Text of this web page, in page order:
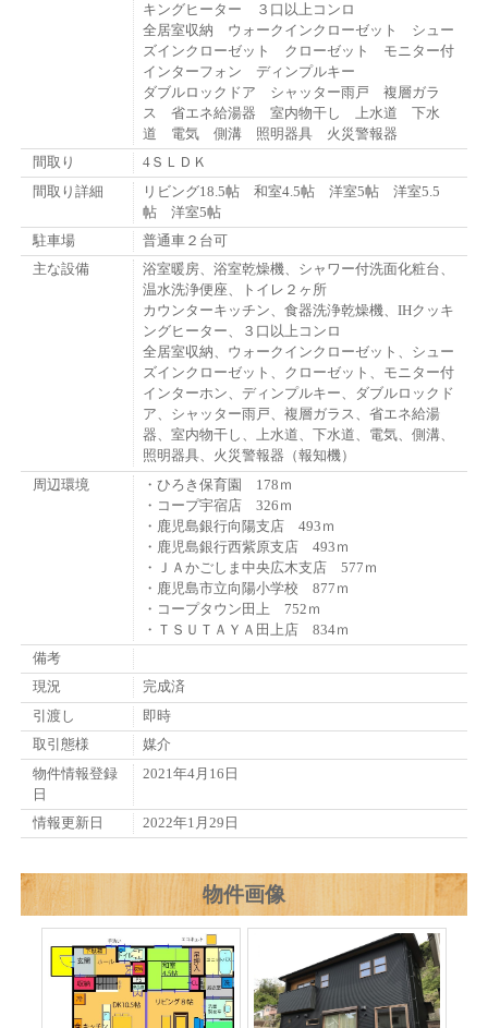
キングヒーター ３口以上コンロ
全居室収納 ウォークインクローゼット シュー
ズインクローゼット クローゼット モニター付
インターフォン ディンプルキー
ダブルロックドア シャッター雨戸 複層ガラ
ス 省エネ給湯器 室内物干し 上水道 下水
道 電気 側溝 照明器具 火災警報器
間取り
4ＳＬＤＫ
間取り詳細
リビング18.5帖 和室4.5帖 洋室5帖 洋室5.5
帖 洋室5帖
駐車場
普通車２台可
主な設備
浴室暖房、浴室乾燥機、シャワー付洗面化粧台、
温水洗浄便座、トイレ２ヶ所
カウンターキッチン、食器洗浄乾燥機、IHクッキ
ングヒーター、３口以上コンロ
全居室収納、ウォークインクローゼット、シュー
ズインクローゼット、クローゼット、モニター付
インターホン、ディンプルキー、ダブルロックド
ア、シャッター雨戸、複層ガラス、省エネ給湯
器、室内物干し、上水道、下水道、電気、側溝、
照明器具、火災警報器（報知機）
周辺環境
・ひろき保育園 178ｍ
・コープ宇宿店 326ｍ
・鹿児島銀行向陽支店 493ｍ
・鹿児島銀行西紫原支店 493ｍ
・ＪＡかごしま中央広木支店 577ｍ
・鹿児島市立向陽小学校 877ｍ
・コープタウン田上 752ｍ
・ＴＳＵＴＡＹＡ田上店 834ｍ
備考
現況
完成済
引渡し
即時
取引態様
媒介
物件情報登録
日
2021年4月16日
情報更新日 2022年1月29日
物件画像